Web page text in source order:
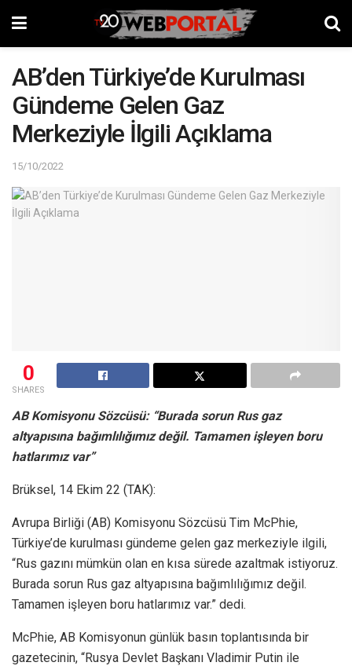
AB’den Türkiye’de Kurulması
Gündeme Gelen Gaz
Merkeziyle İlgili Açıklama
15/10/2022
0
SHARES
AB Komisyonu Sözcüsü: “Burada sorun Rus gaz
altyapısına bağımlılığımız değil. Tamamen işleyen boru
hatlarımız var”
Brüksel, 14 Ekim 22 (TAK):
Avrupa Birliği (AB) Komisyonu Sözcüsü Tim McPhie,
Türkiye’de kurulması gündeme gelen gaz merkeziyle ilgili,
“Rus gazını mümkün olan en kısa sürede azaltmak istiyoruz.
Burada sorun Rus gaz altyapısına bağımlılığımız değil.
Tamamen işleyen boru hatlarımız var.” dedi.
McPhie, AB Komisyonun günlük basın toplantısında bir
gazetecinin, “Rusya Devlet Başkanı Vladimir Putin ile